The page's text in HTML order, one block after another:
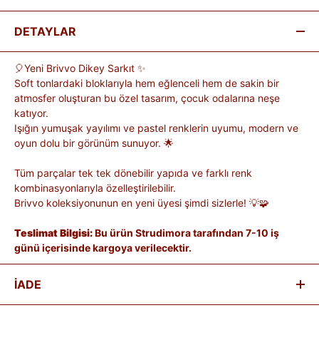
DETAYLAR
🎈Yeni Brivvo Dikey Sarkıt ✨
Soft tonlardaki bloklarıyla hem eğlenceli hem de sakin bir
atmosfer oluşturan bu özel tasarım, çocuk odalarına neşe
katıyor.
Işığın yumuşak yayılımı ve pastel renklerin uyumu, modern ve
oyun dolu bir görünüm sunuyor. 🌟
Tüm parçalar tek tek dönebilir yapıda ve farklı renk
kombinasyonlarıyla özelleştirilebilir.
Brivvo koleksiyonunun en yeni üyesi şimdi sizlerle! 💡🧩
Teslimat Bilgisi:Bu ürün Strudimora tarafından 7-10 iş
günü içerisinde kargoya verilecektir.
İADE